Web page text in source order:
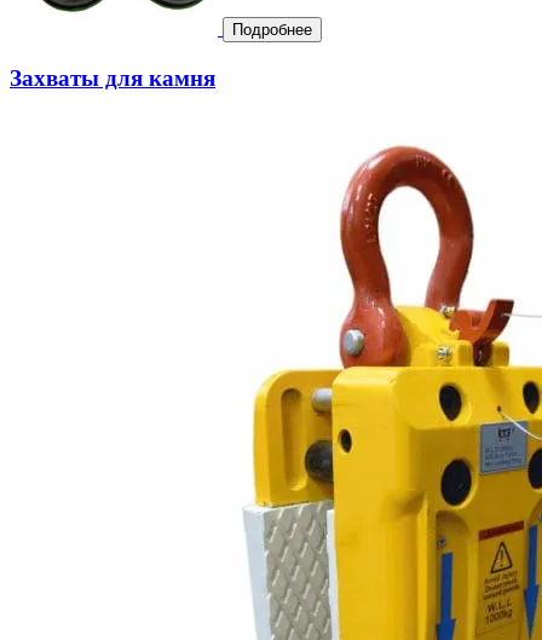
Подробнее
Захваты для камня